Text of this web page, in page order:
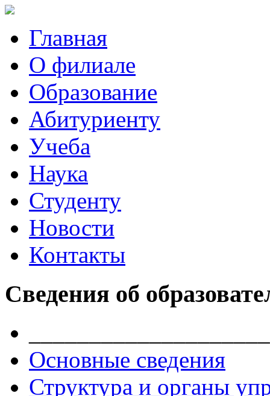
Главная
О филиале
Образование
Абитуриенту
Учеба
Наука
Студенту
Новости
Контакты
Сведения об
Основные сведения
Структура и органы